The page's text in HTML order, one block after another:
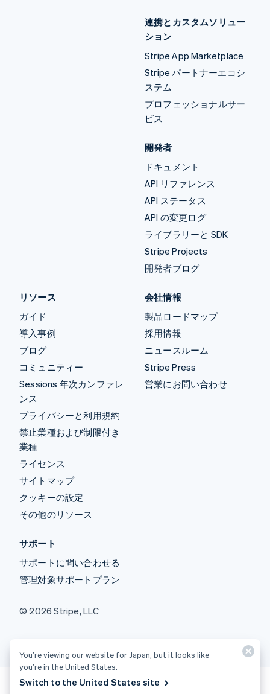
連携とカスタムソリュー
ション
Stripe App Marketplace
Stripe パートナーエコシ
ステム
プロフェッショナルサー
ビス
開発者
ドキュメント
API リファレンス
API ステータス
API の変更ログ
ライブラリーと SDK
Stripe Projects
開発者ブログ
リソース
ガイド
導入事例
ブログ
コミュニティー
Sessions 年次カンファレ
ンス
プライバシーと利用規約
禁止業種および制限付き
業種
ライセンス
サイトマップ
クッキーの設定
その他のリソース
会社情報
製品ロードマップ
採用情報
ニュースルーム
Stripe Press
営業にお問い合わせ
サポート
サポートに問い合わせる
管理対象サポートプラン
© 2026 Stripe, LLC
You’re viewing our website for Japan, but it looks like
you’re in the United States.
Switch to the United States site